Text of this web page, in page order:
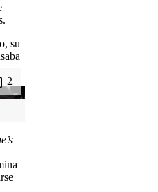
su